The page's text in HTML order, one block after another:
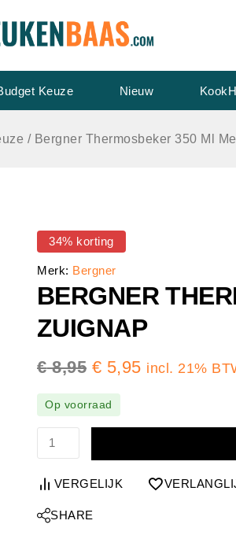
Keuze Nieuw
/ Bergner Thermosbeker 350 Ml
34% korting
Merk: Bergner
BERGNER
ZUIGNAP
€8,95 € 5,95 incl. 21%
Op voorraad
VERGELIJK
SHARE